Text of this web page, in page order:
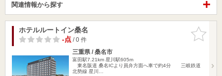
関連情報から探す
お気に入
りに追加
ホテルルートイン桑名
-点/ 0 件
三重県 / 桑名市
富田駅7.21km 星川駅605m
東名阪道 桑名ICより員弁方面へ車で約4分 三岐鉄道
北勢線 星川…